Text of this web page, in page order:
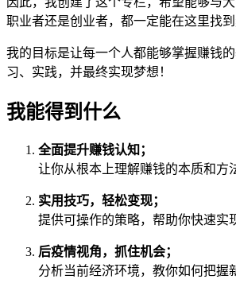
职业者还是创业者，都一定能在这里找到
我的目标是让每一个人都能够掌握赚钱
习、实践，并最终实现梦想！
我能得到什么
全面提升赚钱认知；
让你从根本上理解赚钱的本质和方
实用技巧，轻松变现；
提供可操作的策略，帮助你快速实
后疫情视角，抓住机会；
分析当前经济环境，教你如何把握